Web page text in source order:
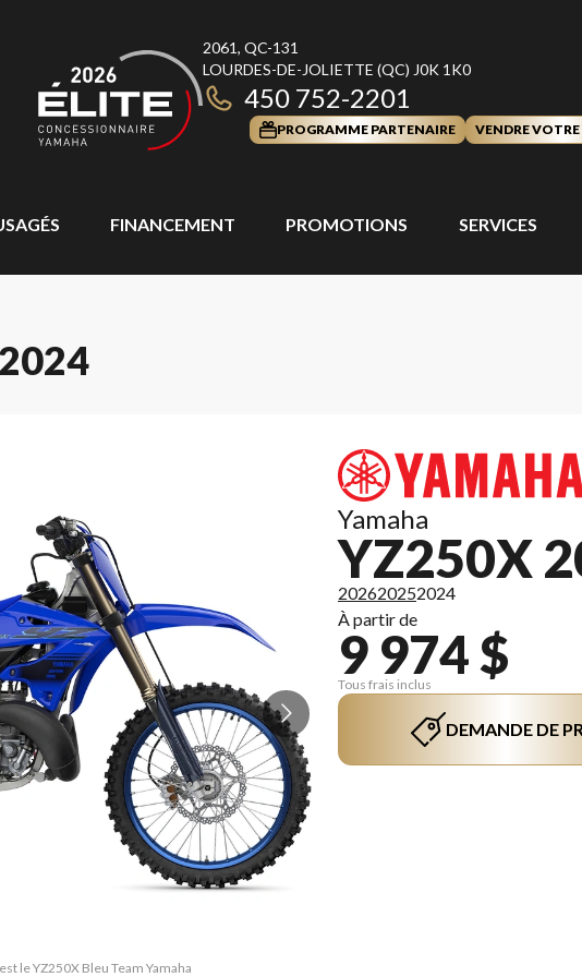
2061, QC-131
LOURDES-DE-JOLIETTE (QC) J0K 1K0
450 752-2201
PROGRAMME PARTENAIRE VENDRE
FINANCEMENT PROMOTIONS SERVICES
le YZ250X Bleu Team Yamaha
Yamaha
YZ250X
202620252024
À partir de
9 974 $
Tous frais inclus
DEMANDE DE